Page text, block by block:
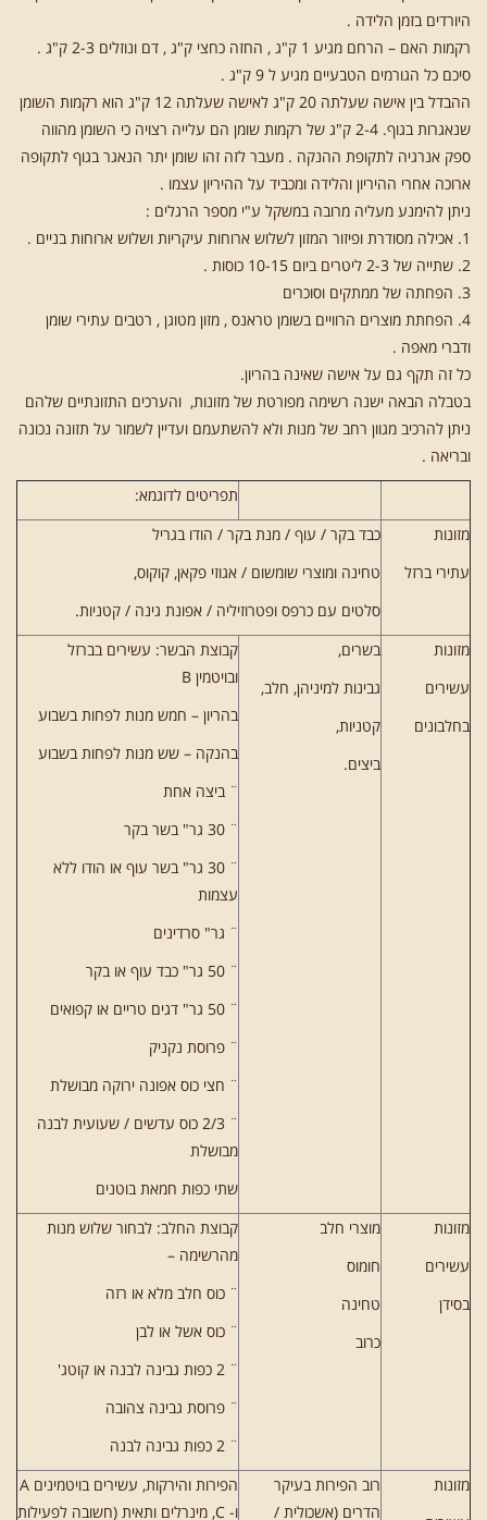
היורדים בזמן הלידה .
רקמות האם – הרחם מגיע 1 ק"ג , החזה כחצי ק"ג , דם ונוזלים 2-3 ק"ג .
סיכם כל הגורמים הטבעיים מגיע ל 9 ק"ג .
ההבדל בין אישה שעלתה 20 ק"ג לאישה שעלתה 12 ק"ג הוא רקמות השומן
שנאגרות בגוף. 2-4 ק"ג של רקמות שומן הם עלייה רצויה כי השומן מהווה
ספק אנרגיה לתקופת ההנקה . מעבר לזה זהו שומן יתר הנאגר בגוף לתקופה
ארוכה אחרי ההיריון והלידה ומכביד על ההיריון עצמו .
ניתן להימנע מעליה מרובה במשקל ע"י מספר הרגלים :
1. אכילה מסודרת ופיזור המזון לשלוש ארוחות עיקריות ושלוש ארוחות בניים .
2. שתייה של 2-3 ליטרים ביום 10-15 כוסות .
3. הפחתה של ממתקים וסוכרים
4. הפחתת מוצרים הרוויים בשומן טראנס , מזון מטוגן , רטבים עתירי שומן
ודברי מאפה .
כל זה תקף גם על אישה שאינה בהריון.
בטבלה הבאה ישנה רשימה מפורטת של מזונות, והערכים התזונתיים שלהם
ניתן להרכיב מגוון רחב של מנות ולא להשתעמם ועדיין לשמור על תזונה נכונה
ובריאה .
תפריטים לדוגמא:
מזונות
עתירי ברזל
כבד בקר / עוף / מנת בקר / הודו בגריל
טחינה ומוצרי שומשום / אגוזי פקאן, קוקוס,
סלטים עם כרפס ופטרוזיליה / אפונת גינה / קטניות.
מזונות
עשירים
בחלבונים
בשרים,
גבינות למיניהן, חלב,
קטניות,
ביצים.
קבוצת הבשר: עשירים בברזל
ובויטמין B
בהריון – חמש מנות לפחות בשבוע
בהנקה – שש מנות לפחות בשבוע
¨ ביצה אחת
¨ 30 גר" בשר בקר
¨ 30 גר" בשר עוף או הודו ללא
עצמות
¨ גר" סרדינים
¨ 50 גר" כבד עוף או בקר
¨ 50 גר" דגים טריים או קפואים
¨ פרוסת נקניק
¨ חצי כוס אפונה ירוקה מבושלת
¨ 2/3 כוס עדשים / שעועית לבנה
מבושלת
שתי כפות חמאת בוטנים
מזונות
עשירים
בסידן
מוצרי חלב
חומוס
טחינה
כרוב
קבוצת החלב: לבחור שלוש מנות
מהרשימה –
¨ כוס חלב מלא או רזה
¨ כוס אשל או לבן
¨ 2 כפות גבינה לבנה או קוטג'
¨ פרוסת גבינה צהובה
¨ 2 כפות גבינה לבנה
מזונות
רוב הפירות בעיקר
הדרים (אשכולית /
הפירות והירקות, עשירים בויטמינים A
ו- C, מינרלים ותאית (חשובה לפעילות